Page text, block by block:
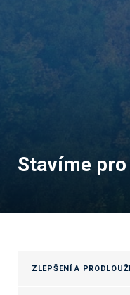
Stavíme
ZLEPŠENÍ A